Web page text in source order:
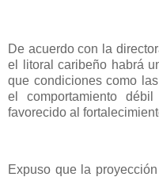
De acuerdo con la
el litoral caribeño habrá
que condiciones como
el comportamiento
favorecido al
Expuso que la